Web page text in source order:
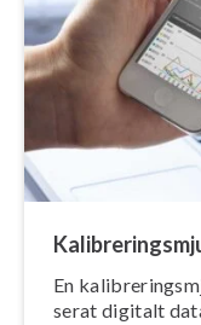
En
se­rat digitalt